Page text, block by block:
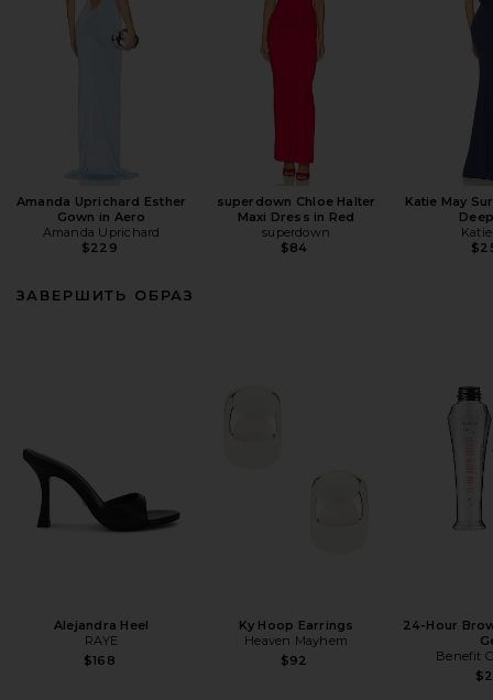
Amanda Uprichard Esther
Gown in Aero
Amanda Uprichard
$229
superdown Chloe Halter
Maxi Dress in Red
superdown
$84
Katie May
ЗАВЕРШИТЬ ОБРАЗ
Alejandra Heel
RAYE
$168
Ky Hoop Earrings
Heaven Mayhem
$92
24-Hour
Benefit